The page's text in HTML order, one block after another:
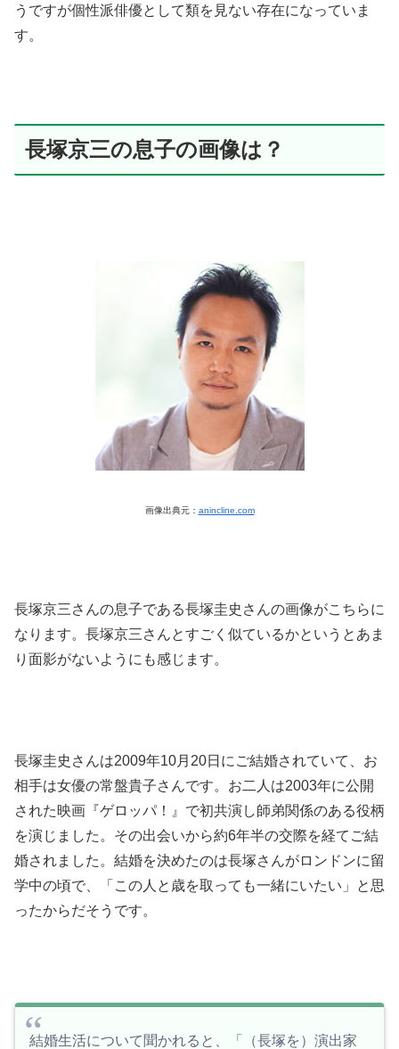
うですが個性派俳優として類を見ない存在になっていま
す。
長塚京三の息子の画像は？
画像出典元： anincline.com
長塚京三さんの息子である長塚圭史さんの画像がこちらに
なります。長塚京三さんとすごく似ているかというとあま
り面影がないようにも感じます。
長塚圭史さんは2009年10月20日にご結婚されていて、お
相手は女優の常盤貴子さんです。お二人は2003年に公開
された映画『ゲロッパ！』で初共演し師弟関係のある役柄
を演じました。その出会いから約6年半の交際を経てご結
婚されました。結婚を決めたのは長塚さんがロンドンに留
学中の頃で、「この人と歳を取っても一緒にいたい」と思
ったからだそうです。
結婚生活について聞かれると、「（長塚を）演出家